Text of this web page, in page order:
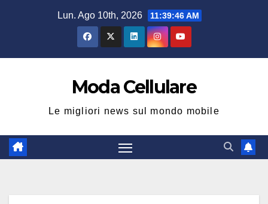
Lun. Ago 10th, 2026 11:39:47 AM
Moda Cellulare
Le migliori news sul mondo mobile